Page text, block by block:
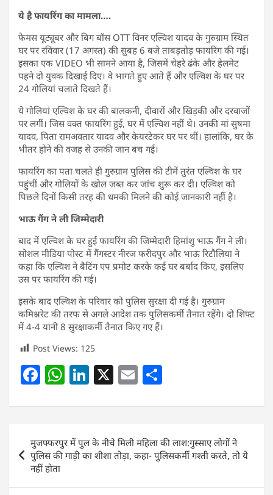
ये है फायरिंग का मामला….
फेमस यूट्यूबर और बिग बॉस OTT विनर एल्विश यादव के गुरुग्राम स्थित
घर पर रविवार (17 अगस्त) की सुबह 6 बजे ताबड़तोड़ फायरिंग की गई।
इसका एक VIDEO भी सामने आया है, जिसमें चेहरे ढंके और हेलमेट
पहने दो युवक दिखाई दिए। वे भागते हुए आते हैं और एल्विश के घर पर
24 गोलियां चलाते दिखते हैं।
ये गोलियां एल्विश के घर की बालकनी, दीवारों और खिड़की और दरवाजों
पर लगीं। जिस वक्त फायरिंग हुई, घर में एल्विश नहीं थे। उनकी मां सुषमा
यादव, पिता रामअवतार यादव और केयरटेकर घर पर थीं। हालांकि, घर के
भीतर होने की वजह से उनकी जान बच गई।
फायरिंग का पता चलते ही गुरुग्राम पुलिस की टीमें तुरंत एल्विश के घर
पहुंचीं और गोलियों के खोल जब्त कर जांच शुरू कर दी। एल्विश को
पिछले दिनों किसी तरह की धमकी मिलने की कोई जानकारी नहीं है।
भाऊ गैंग ने ली जिम्मेदारी
बाद में एल्विश के घर हुई फायरिंग की जिम्मेदारी हिमांशु भाऊ गैंग ने ली।
सोशल मीडिया पोस्ट में गैंगस्टर नीरज फरीदपुर और भाऊ रिटौलिया ने
कहा कि एल्विश ने बैटिंग एप प्रमोट करके कई घर बर्बाद किए, इसलिए
उस पर फायरिंग की गई।
इसके बाद एल्विश के परिवार को पुलिस सुरक्षा दी गई है। गुरुग्राम
कमिश्नरेट की तरफ से अगले आदेश तक पुलिसकर्मी तैनात रहेंगे। दो शिफ्ट
में 4-4 यानी 8 सुरक्षाकर्मी तैनात किए गए हैं।
Post Views: 125
F
c
e
b
o
W
at
s
A
Li
k
e
dI
X E
ai
l
ar
e
navigation
मुजफ्फरपुर में पुल के नीचे मिली महिला की लाश:गुस्साए लोगों ने
पुलिस की गाड़ी का शीशा तोड़ा, कहा- पुलिसकर्मी गश्ती करते, तो ये
नहीं होता